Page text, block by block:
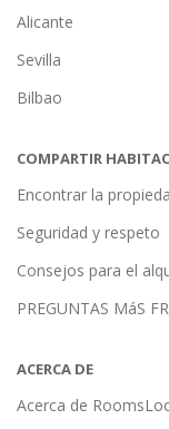
Alicante
Sevilla
Bilbao
COMPARTIR
Encontrar la
Seguridad y respeto
Consejos para el
PREGUNTAS MáS
ACERCA DE
Acerca de